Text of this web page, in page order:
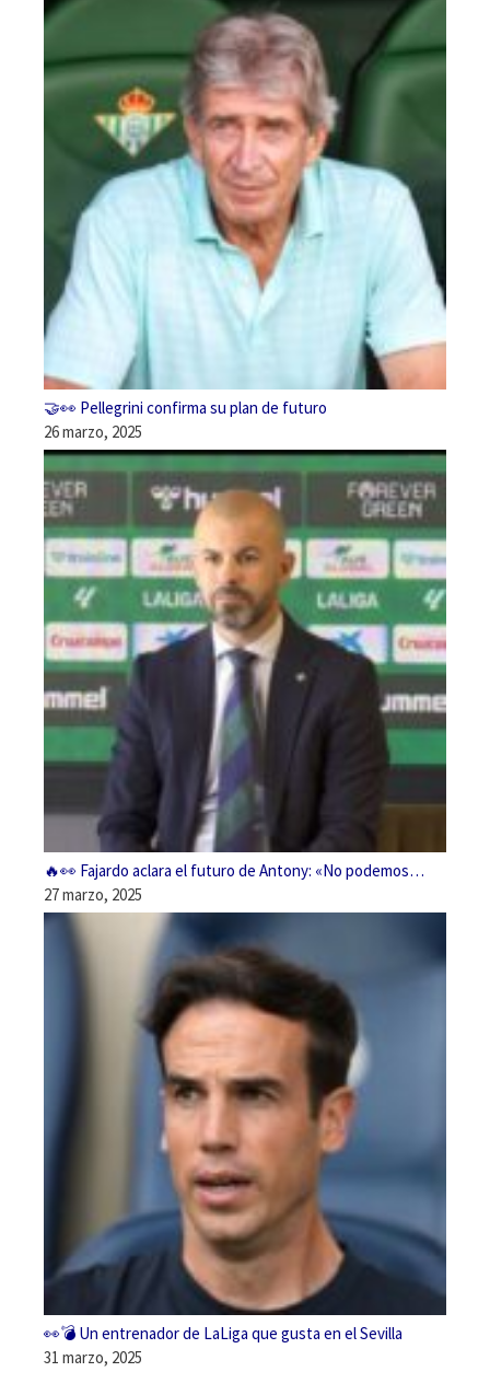
🤝👀 Pellegrini confirma su plan de futuro
26 marzo, 2025
🔥👀 Fajardo aclara el futuro de Antony: «No podemos…
27 marzo, 2025
👀💣 Un entrenador de LaLiga que gusta en el Sevilla
31 marzo, 2025